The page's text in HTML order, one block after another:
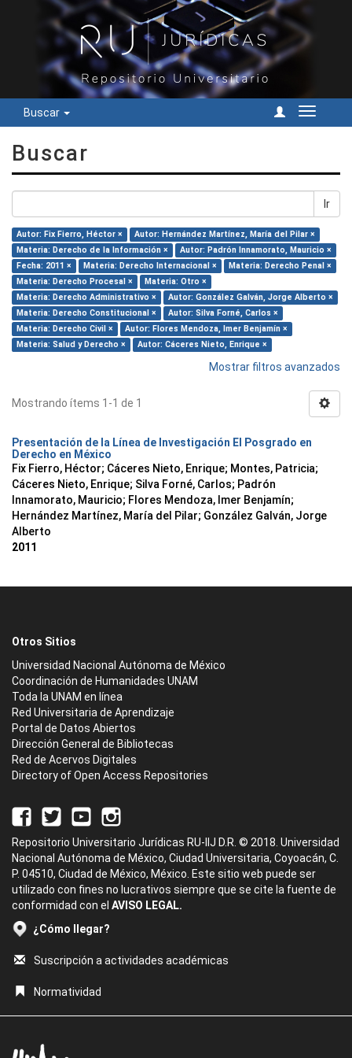
Buscar
Cambiar
Buscar
Ir
Autor: Fix Fierro, Héctor ×
Autor: Hernández Martínez, María del Pilar ×
Materia: Derecho de la Información ×
Autor: Padrón Innamorato, Mauricio ×
Fecha: 2011 ×
Materia: Derecho Internacional ×
Materia: Derecho Penal ×
Materia: Derecho Procesal ×
Materia: Otro ×
Materia: Derecho Administrativo ×
Autor: González Galván, Jorge Alberto ×
Materia: Derecho Constitucional ×
Autor: Silva Forné, Carlos ×
Materia: Derecho Civil ×
Autor: Flores Mendoza, Imer Benjamín ×
Materia: Salud y Derecho ×
Autor: Cáceres Nieto, Enrique ×
Mostrar filtros avanzados
Mostrando ítems 1-1 de 1
Presentación de la Línea de Investigación El Posgrado en
Derecho en México
Fix Fierro, Héctor; Cáceres Nieto, Enrique; Montes, Patricia;
Cáceres Nieto, Enrique; Silva Forné, Carlos; Padrón
Innamorato, Mauricio; Flores Mendoza, Imer Benjamín;
Hernández Martínez, María del Pilar; González Galván, Jorge
Alberto
2011
Otros Sitios
Universidad Nacional Autónoma de México
Coordinación de Humanidades UNAM
Toda la UNAM en línea
Red Universitaria de Aprendizaje
Portal de Datos Abiertos
Dirección General de Bibliotecas
Red de Acervos Digitales
Directory of Open Access Repositories
Repositorio Universitario Jurídicas RU-IIJ D.R. © 2018. Universidad
Nacional Autónoma de México, Ciudad Universitaria, Coyoacán, C.
P. 04510, Ciudad de México, México. Este sitio web puede ser
utilizado con fines no lucrativos siempre que se cite la fuente de
conformidad con el AVISO LEGAL.
¿Cómo llegar?
Suscripción a actividades académicas
Normatividad